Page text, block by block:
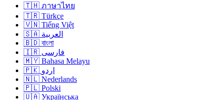
🇹🇭 ภาษาไทย
🇹🇷 Türkçe
🇻🇳 Tiếng Việt
🇸🇦 العربية
🇧🇩 বাংলা
🇮🇷 فارسی
🇲🇾 Bahasa Melayu
🇵🇰 اردو
🇳🇱 Nederlands
🇵🇱 Polski
🇺🇦 Українська